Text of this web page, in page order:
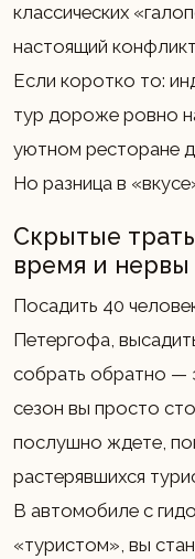
классических
настоящий
Если коротко то:
тур дороже ровно
уютном ресторане
Но разница в
Скрытые
время и нервы
Посадить 40
Петергофа,
собрать обратно —
сезон вы просто
послушно ждете,
растерявшихся
В автомобиле с
«туристом», вы